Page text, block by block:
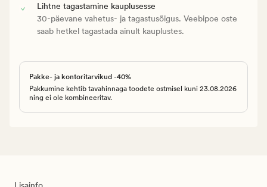
Lihtne tagastamine kauplusesse
30-päevane vahetus- ja tagastusõigus. Veebipoe oste
saab hetkel tagastada ainult kauplustes.
Pakke- ja kontoritarvikud -40%
Pakkumine kehtib tavahinnaga toodete ostmisel kuni 23.08.2026
ning ei ole kombineeritav.
Lisainfo